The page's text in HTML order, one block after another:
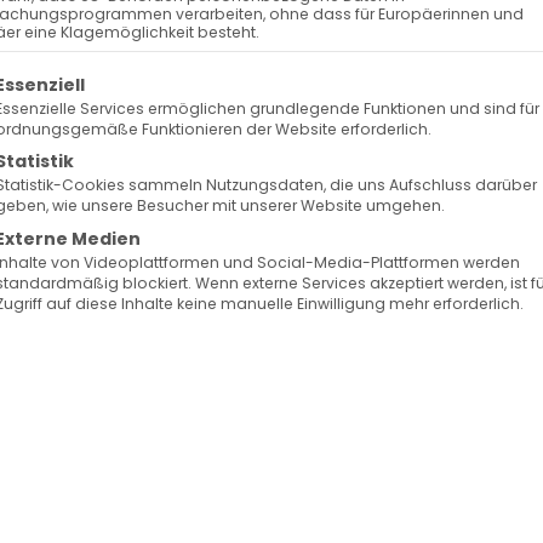
ԵՒ ՅԱՅՏՆԵՑԱՒ,
ՄԵԾ ԱՒԵՏԻՍ
–
UND ERSCHIENEN.
EUCH UND FÜR UNS!
werden.
verarbeiten, ohne dass für Europäerinnen und
eine Klagemöglichkeit besteht.
eine Liste der Service-Gruppen, für die eine
Services ermöglichen grundlegende Funktionen und sind
Funktionieren der Website erforderlich.
Cookies sammeln Nutzungsdaten, die uns Aufschluss darüber
wie unsere Besucher mit unserer Website umgehen.
Medien
von Videoplattformen und Social-Media-Plattformen werden
blockiert. Wenn externe Services akzeptiert werden, ist
auf diese Inhalte keine manuelle Einwilligung mehr erforderlich.